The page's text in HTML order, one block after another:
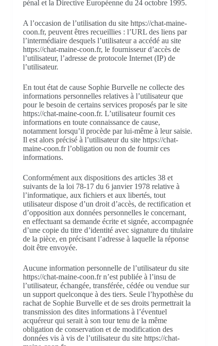
pénal et la Directive Européenne du 24 octobre 1995.
A l’occasion de l’utilisation du site https://chat-maine-
coon.fr, peuvent êtres recueillies : l’URL des liens par
l’intermédiaire desquels l’utilisateur a accédé au site
https://chat-maine-coon.fr, le fournisseur d’accès de
l’utilisateur, l’adresse de protocole Internet (IP) de
l’utilisateur.
En tout état de cause Sophie Burvelle ne collecte des
informations personnelles relatives à l’utilisateur que
pour le besoin de certains services proposés par le site
https://chat-maine-coon.fr. L’utilisateur fournit ces
informations en toute connaissance de cause,
notamment lorsqu’il procède par lui-même à leur saisie.
Il est alors précisé à l’utilisateur du site https://chat-
maine-coon.fr l’obligation ou non de fournir ces
informations.
Conformément aux dispositions des articles 38 et
suivants de la loi 78-17 du 6 janvier 1978 relative à
l’informatique, aux fichiers et aux libertés, tout
utilisateur dispose d’un droit d’accès, de rectification et
d’opposition aux données personnelles le concernant,
en effectuant sa demande écrite et signée, accompagnée
d’une copie du titre d’identité avec signature du titulaire
de la pièce, en précisant l’adresse à laquelle la réponse
doit être envoyée.
Aucune information personnelle de l’utilisateur du site
https://chat-maine-coon.fr n’est publiée à l’insu de
l’utilisateur, échangée, transférée, cédée ou vendue sur
un support quelconque à des tiers. Seule l’hypothèse du
rachat de Sophie Burvelle et de ses droits permettrait la
transmission des dites informations à l’éventuel
acquéreur qui serait à son tour tenu de la même
obligation de conservation et de modification des
données vis à vis de l’utilisateur du site https://chat-